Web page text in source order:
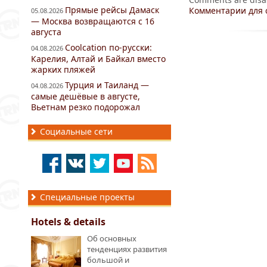
Комментарии для
05.08.2026 Прямые рейсы Дамаск
— Москва возвращаются с 16
августа
04.08.2026 Coolcation по-русски:
Карелия, Алтай и Байкал вместо
жарких пляжей
04.08.2026 Турция и Таиланд —
самые дешёвые в августе,
Вьетнам резко подорожал
Социальные сети
Специальные проекты
Hotels & details
Об основных
тенденциях развития
большой и